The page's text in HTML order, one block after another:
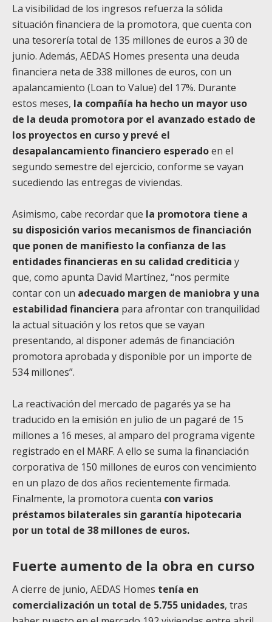
La visibilidad de los ingresos refuerza la sólida
situación financiera de la promotora, que cuenta con
una tesorería total de 135 millones de euros a 30 de
junio. Además, AEDAS Homes presenta una deuda
financiera neta de 338 millones de euros, con un
apalancamiento (Loan to Value) del 17%. Durante
estos meses, la compañía ha hecho un mayor uso
de la deuda promotora por el avanzado estado de
los proyectos en curso y prevé el
desapalancamiento financiero esperadoen el
segundo semestre del ejercicio, conforme se vayan
sucediendo las entregas de viviendas.
Asimismo, cabe recordar que la promotora tiene a
su disposición varios mecanismos de financiación
que ponen de manifiesto la confianza de las
entidades financieras en su calidad crediticia y
que, como apunta David Martínez, “nos permite
contar con un adecuado margen de maniobra y una
estabilidad financiera para afrontar con tranquilidad
la actual situación y los retos que se vayan
presentando, al disponer además de financiación
promotora aprobada y disponible por un importe de
534 millones”.
La reactivación del mercado de pagarés ya se ha
traducido en la emisión en julio de un pagaré de 15
millones a 16 meses, al amparo del programa vigente
registrado en el MARF. A ello se suma la financiación
corporativa de 150 millones de euros con vencimiento
en un plazo de dos años recientemente firmada.
Finalmente, la promotora cuenta con varios
préstamos bilaterales sin garantía hipotecaria
por un total de 38 millones de euros.
Fuerte aumento de la obra en curso
A cierre de junio, AEDAS Homes tenía en
comercialización un total de 5.755 unidades, tras